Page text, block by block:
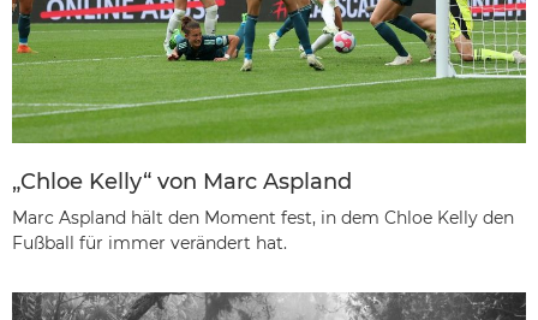
„Chloe Kelly“ von Marc Aspland
Marc Aspland hält den Moment fest, in dem Chloe Kelly den
Fußball für immer verändert hat.